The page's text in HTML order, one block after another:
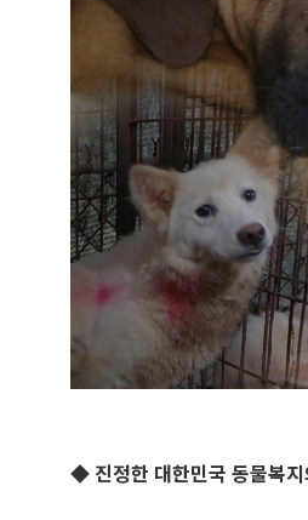
◆ 진정한 대한민국 동물복